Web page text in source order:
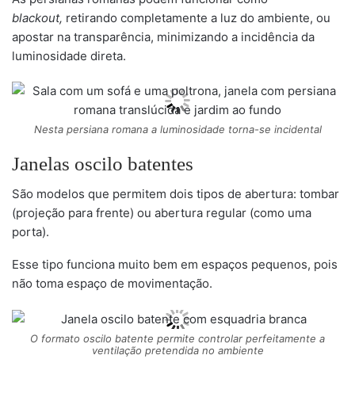
blackout, retirando completamente a luz do ambiente, ou
apostar na transparência, minimizando a incidência da
luminosidade direta.
Nesta persiana romana a luminosidade torna-se incidental
Janelas oscilo batentes
São modelos que permitem dois tipos de abertura: tombar
(projeção para frente) ou abertura regular (como uma
porta).
Esse tipo funciona muito bem em espaços pequenos, pois
não toma espaço de movimentação.
O formato oscilo batente permite controlar perfeitamente a
ventilação pretendida no ambiente